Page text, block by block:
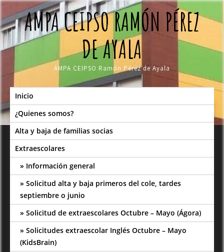
Skip
to
contentAMPA CEIPSO RAMÓN PÉREZ
DE AYALA
AMPA CEIPSO Ramón Pérez de Ayala
Inicio
¿Quienes somos?
Alta y baja de familias socias
Extraescolares
Información general
Solicitud alta y baja primeros del cole, tardes
septiembre o junio
Solicitud de extraescolares Octubre – Mayo (Ágora)
Solicitudes extraescolar Inglés Octubre – Mayo
(KidsBrain)